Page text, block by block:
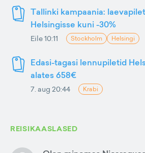
Tallinki kampaania:
Helsingisse kuni -30%
Eile 10:11 Stockholm Helsingi
Edasi-tagasi lennupiletid
alates 658€
7. aug 20:44 Krabi
REISIKAASLASED